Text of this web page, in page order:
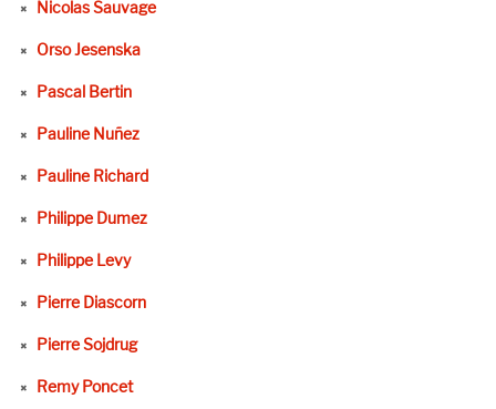
Nicolas Sauvage
Orso Jesenska
Pascal Bertin
Pauline Nuñez
Pauline Richard
Philippe Dumez
Philippe Levy
Pierre Diascorn
Pierre Sojdrug
Remy Poncet